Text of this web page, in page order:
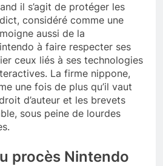
il s’agit de protéger les
considéré comme une
aussi de la
à faire respecter ses
ceux liés à ses technologies
La firme nippone,
une fois de plus qu’il vaut
d’auteur et les brevets
sous peine de lourdes
procès Nintendo